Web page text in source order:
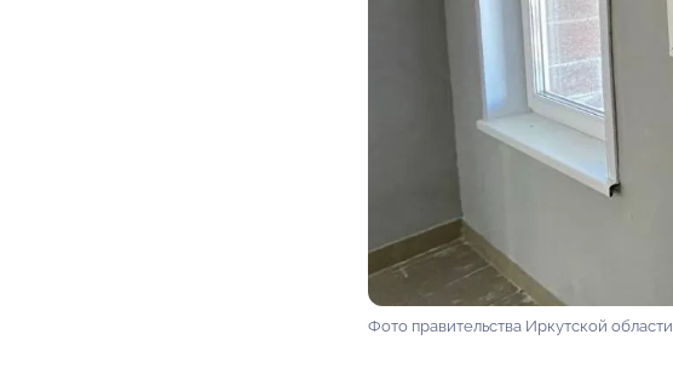
Фото правительства Иркутской области